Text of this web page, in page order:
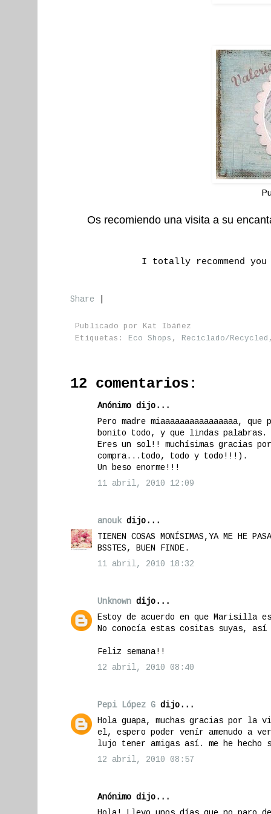
Os recomiendo una visita a su
I totally recommend
Share
Publicado por Kat Ibáñez
Etiquetas: Eco Shops , Reciclado/Recycled
12 comentarios:
Anónimo dijo...
Pero madre miaaaaaaaaaaaaaaaa,
bonito todo, y que lindas palabras.
Eres un sol!! muchísimas gracias
compra...todo, todo y todo!!!).
Un beso enorme!!!
11 abril, 2010 12:09
anoukdijo...
TIENEN COSAS MONÍSIMAS,YA ME HE
BSSTES, BUEN FINDE.
11 abril, 2010 18:32
Unknown dijo...
Estoy de acuerdo en que Marisilla
No conocía estas cositas suyas,
Feliz semana!!
12 abril, 2010 08:40
Pepi López G dijo...
Hola guapa, muchas gracias por la
el, espero poder venír amenudo a
lujo tener amigas así. me he hecho
12 abril, 2010 08:57
Anónimo dijo...